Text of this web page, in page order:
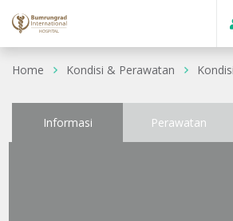
Home Kondisi & Perawatan Kondisi
Informasi Perawatan